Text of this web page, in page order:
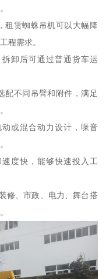
租赁蜘蛛吊机可以大幅降
程需求。
卸后可通过普通货车运
不同吊臂和附件，满足
或混合动力设计，噪音
度快，能够快速投入工
修、市政、电力、舞台搭